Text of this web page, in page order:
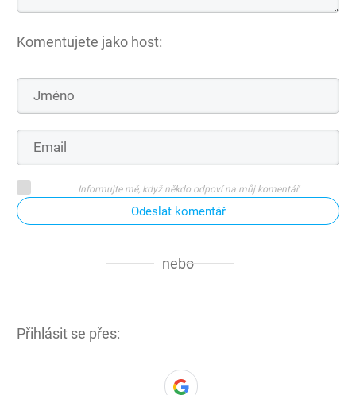
Komentujete jako host:
Informujte mě, když někdo odpoví na můj komentář
Odeslat komentář
nebo
Přihlásit se přes: